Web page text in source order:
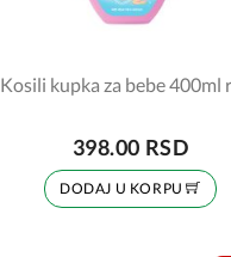
Kosili kupka za bebe 400ml
398.00 RSD
DODAJ U KORPU